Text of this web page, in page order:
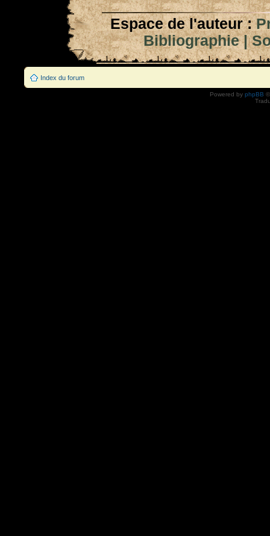
Espace de l'auteur :
Bibliographie|
Index du forum
Powered by phpBB